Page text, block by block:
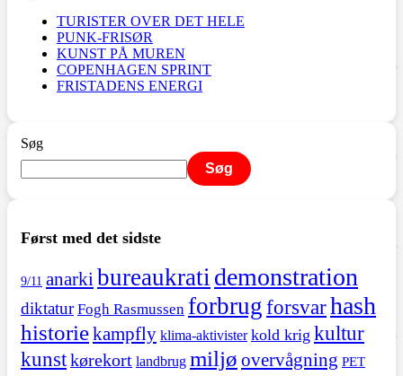
TURISTER OVER DET HELE
PUNK-FRISØR
KUNST PÅ MUREN
COPENHAGEN SPRINT
FRISTADENS ENERGI
Søg
Søg
Først med det sidste
9/11 anarki bureaukrati demonstration
diktatur Fogh Rasmussen forbrugforsvarhash
historiekampfly klima-aktivister kold krig kultur
kunstkørekort landbrug miljø overvågning PET